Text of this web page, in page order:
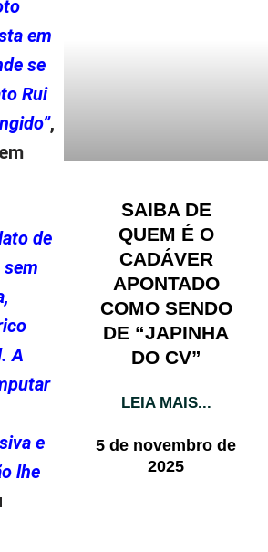
em
se
Rui
,
de
A
e
lhe
SAIBA DE
QUEM É O
CADÁVER
APONTADO
COMO SENDO
DE “JAPINHA
DO CV”
LEIA MAIS...
5 de novembro de
2025